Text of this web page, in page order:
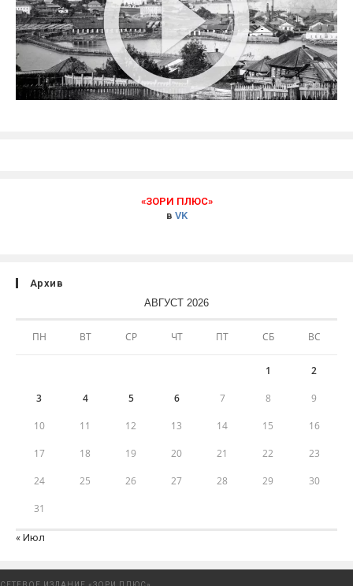
«ЗОРИ ПЛЮС»
в VK
Архив
АВГУСТ 2026
ПН ВТ СР ЧТ ПТ СБ ВС
1 2
3 4 5 6 7 8 9
10 11 12 13 14 15 16
17 18 19 20 21 22 23
24 25 26 27 28 29 30
31
« Июл